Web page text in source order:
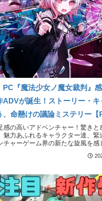
PC『魔法少女ノ魔女裁判』
ADVが誕生！ストーリー・
、命懸けの議論ミステリー【
感の高いアドベンチャー！驚きと
魅力あふれるキャラクター達、緊
チャーゲーム界の新たな旋風を感